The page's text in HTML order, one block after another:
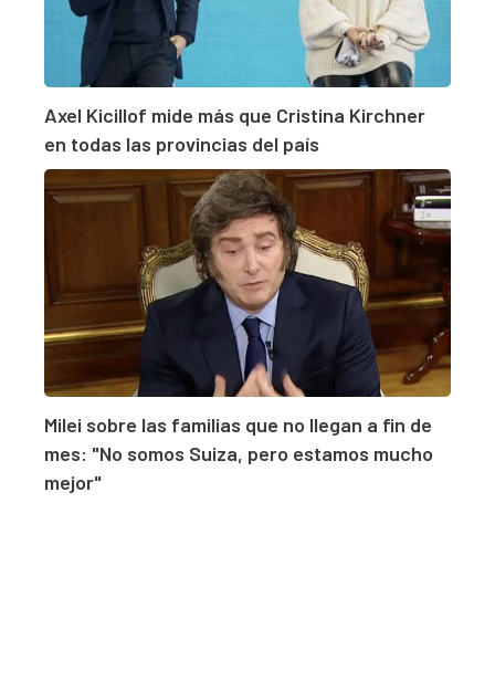
Axel Kicillof mide más que Cristina Kirchner
en todas las provincias del país
Milei sobre las familias que no llegan a fin de
mes: "No somos Suiza, pero estamos mucho
mejor"